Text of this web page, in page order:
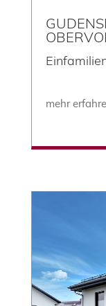
mehr